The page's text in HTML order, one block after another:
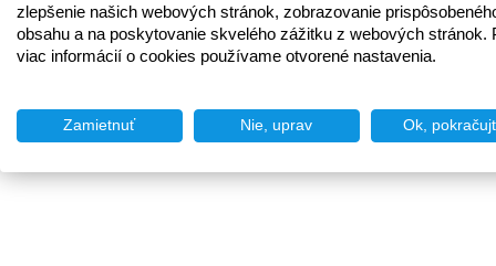
zlepšenie našich webových stránok, zobrazovanie
obsahu a na poskytovanie skvelého zážitku z webových stránok.
viac informácií o cookies používame otvorené nastavenia.
Zamietnuť Nie, uprav Ok,